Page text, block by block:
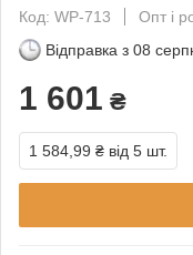
Код: WP-713
Опт і
Відправка з 08
1 601 ₴
1 584,99 ₴ від 5 шт.